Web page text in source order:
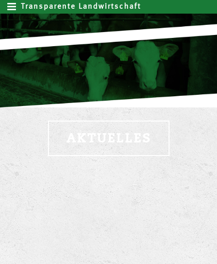
Transparente Landwirtschaft
AKTUELLES